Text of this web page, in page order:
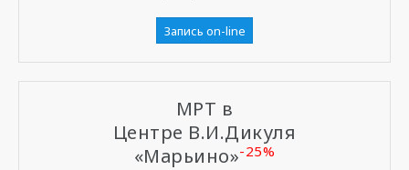
Запись on-line
МРТ в
Центре В.И.Дикуля
«Марьино»-25%